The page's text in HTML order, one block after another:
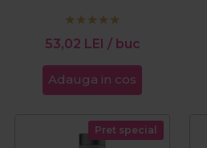
53,02 LEI / buc
Adauga in cos
Pret special